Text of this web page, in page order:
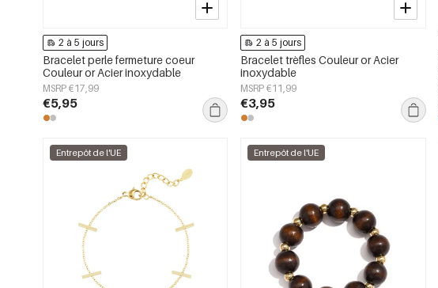
2 à 5 jours
Bracelet perle fermeture coeur
Couleur or Acier inoxydable
MSRP €17,99
€5,95
2 à 5 jours
Bracelet trèfles Couleur or Acier
inoxydable
MSRP €11,99
€3,95
Entrepôt de l'UE Entrepôt de l'UE